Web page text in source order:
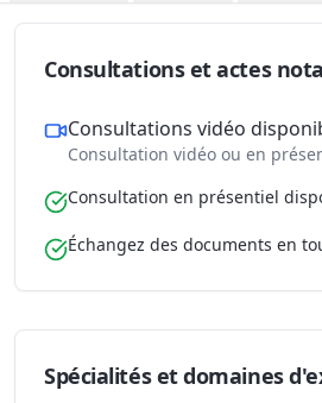
Consultations et actes
Consultations vidéo
Consultation vidéo ou en
Consultation en présentiel
Échangez des documents en
Spécialités et domaines